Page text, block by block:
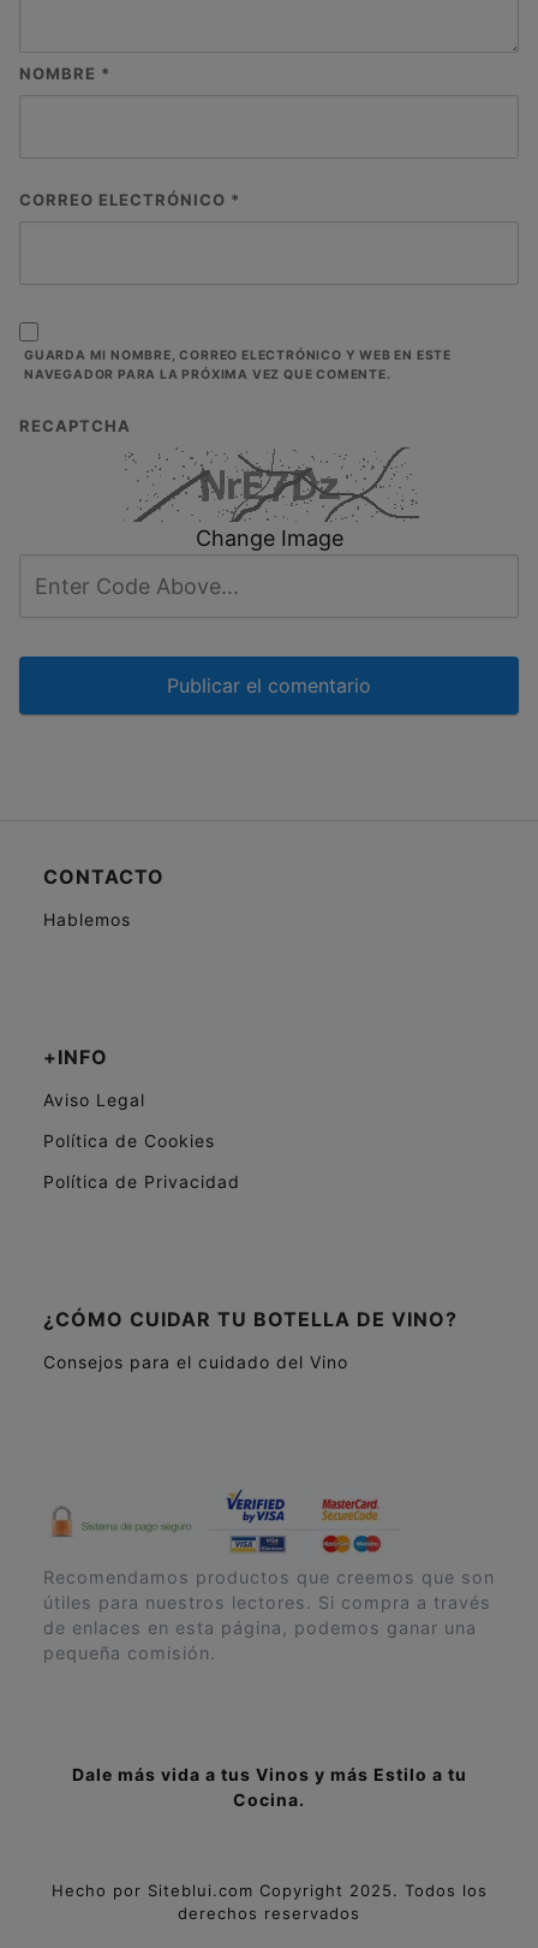
NOMBRE *
CORREO ELECTRÓNICO *
GUARDA MI NOMBRE, CORREO ELECTRÓNICO Y WEB EN ESTE
NAVEGADOR PARA LA PRÓXIMA VEZ QUE COMENTE.
RECAPTCHA
Change Image
CONTACTO
Hablemos
+INFO
Aviso Legal
Política de Cookies
Política de Privacidad
¿CÓMO CUIDAR TU BOTELLA DE VINO?
Consejos para el cuidado del Vino
Recomendamos productos que creemos que son
útiles para nuestros lectores. Si compra a través
de enlaces en esta página, podemos ganar una
pequeña comisión.
Dale más vida a tus Vinos y más Estilo a tu
Cocina.
Hecho por Siteblui.com Copyright 2025. Todos los
derechos reservados